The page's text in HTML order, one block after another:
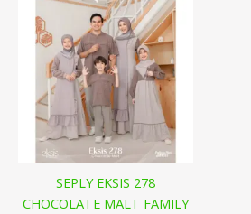
SEPLY EKSIS 278
CHOCOLATE MALT FAMILY